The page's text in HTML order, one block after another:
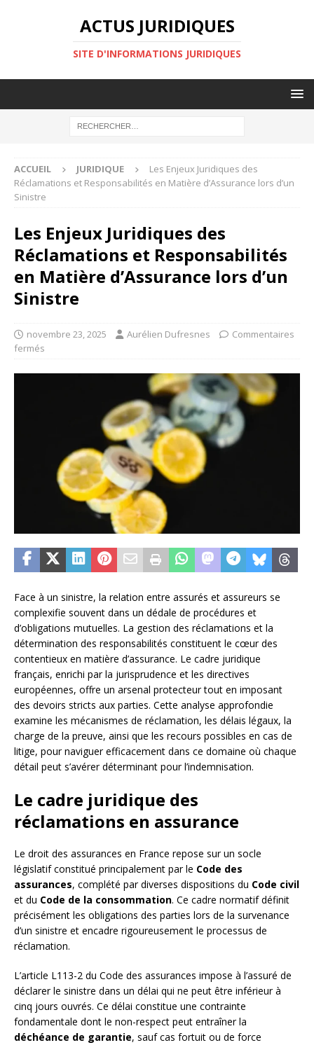
ACTUS JURIDIQUES
SITE D'INFORMATIONS JURIDIQUES
ACCUEIL JURIDIQUE
Les Enjeux Juridiques des
Réclamations et Responsabilités en Matière d’Assurance lors d’un
Sinistre
Les Enjeux Juridiques des
Réclamations et Responsabilités
en Matière d’Assurance lors d’un
Sinistre
novembre 23, 2025 Aurélien Dufresnes
Commentaires
fermés
Face à un sinistre, la relation entre assurés et assureurs se
complexifie souvent dans un dédale de procédures et
d’obligations mutuelles. La gestion des réclamations et la
détermination des responsabilités constituent le cœur des
contentieux en matière d’assurance. Le cadre juridique
français, enrichi par la jurisprudence et les directives
européennes, offre un arsenal protecteur tout en imposant
des devoirs stricts aux parties. Cette analyse approfondie
examine les mécanismes de réclamation, les délais légaux, la
charge de la preuve, ainsi que les recours possibles en cas de
litige, pour naviguer efficacement dans ce domaine où chaque
détail peut s’avérer déterminant pour l’indemnisation.
Le cadre juridique des
réclamations en assurance
Le droit des assurances en France repose sur un socle
législatif constitué principalement par le Code des
assurances, complété par diverses dispositions du Code civil
et du Code de la consommation. Ce cadre normatif définit
précisément les obligations des parties lors de la survenance
d’un sinistre et encadre rigoureusement le processus de
réclamation.
L’article L113-2 du Code des assurances impose à l’assuré de
déclarer le sinistre dans un délai qui ne peut être inférieur à
cinq jours ouvrés. Ce délai constitue une contrainte
fondamentale dont le non-respect peut entraîner la
déchéance de garantie, sauf cas fortuit ou de force